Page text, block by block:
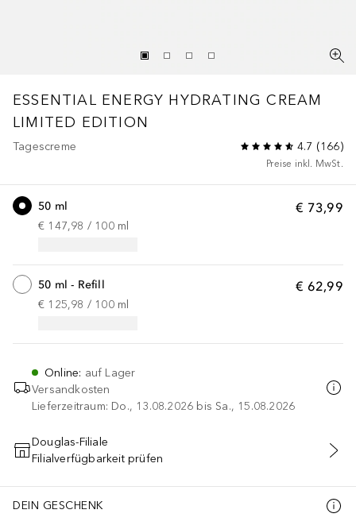
ESSENTIAL ENERGY HYDRATING CREAM
LIMITED EDITION
Tagescreme 4.7 (166)
Preise inkl. MwSt.
€ 73,99
50 ml
€ 147,98 / 100 ml
€ 62,99
50 ml - Refill
€ 125,98 / 100 ml
Online: auf Lager
Versandkosten
Lieferzeitraum: Do., 13.08.2026 bis Sa., 15.08.2026
IN DEN WARENKORB
Douglas-Filiale
Filialverfügbarkeit prüfen
DEIN GESCHENK